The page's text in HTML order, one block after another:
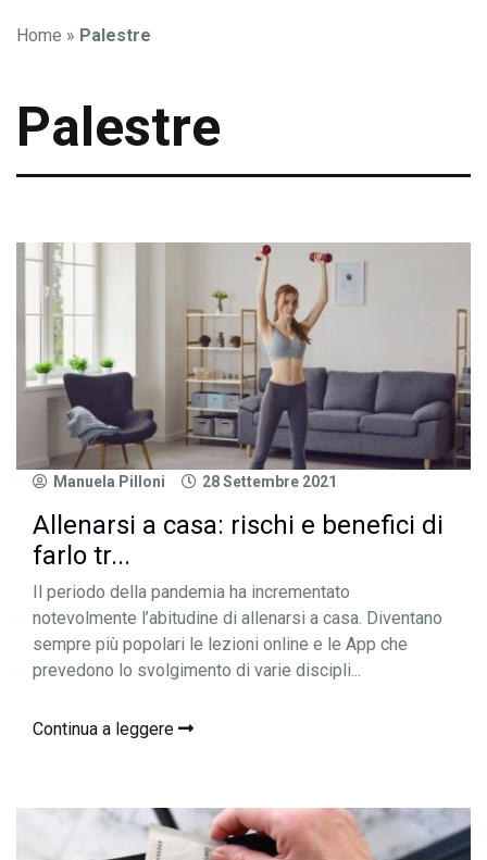
Home » Palestre
Palestre
Manuela Pilloni 28 Settembre 2021
Allenarsi a casa: rischi e benefici di
farlo tr...
Il periodo della pandemia ha incrementato
notevolmente l’abitudine di allenarsi a casa. Diventano
sempre più popolari le lezioni online e le App che
prevedono lo svolgimento di varie discipli...
Continua a leggere